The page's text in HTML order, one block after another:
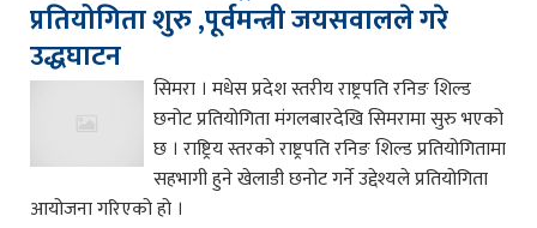
प्रतियोगिता शुरु ,पूर्वमन्त्री जयसवालले गरे
उद्धघाटन
सिमरा । मधेस प्रदेश स्तरीय राष्ट्रपति रनिङ शिल्ड
छनोट प्रतियोगिता मंगलबारदेखि सिमरामा सुरु भएको
छ । राष्ट्रिय स्तरको राष्ट्रपति रनिङ शिल्ड प्रतियोगितामा
सहभागी हुने खेलाडी छनोट गर्ने उद्देश्यले प्रतियोगिता
आयोजना गरिएको हो ।